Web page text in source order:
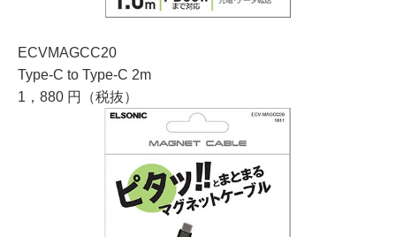
ECVMAGCC20
Type-C to Type-C 2m
1，880 円（税抜）